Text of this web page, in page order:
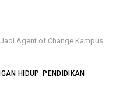
Agent of Change Kampus
HIDUP PENDIDIKAN